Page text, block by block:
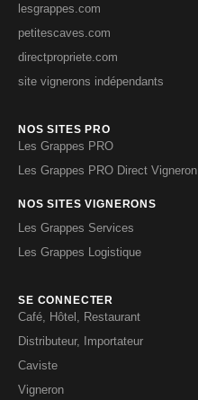
lesgrappes.com
petitescaves.com
directpropriete.com
site vignerons indépendants
NOS SITES PRO
Les Grappes PRO
Les Grappes PRO Direct Vigneron
NOS SITES VIGNERONS
Les Grappes Services
Les Grappes Logistique
SE CONNECTER
Café, Hôtel, Restaurant
Distributeur, Importateur
Caviste
Vigneron